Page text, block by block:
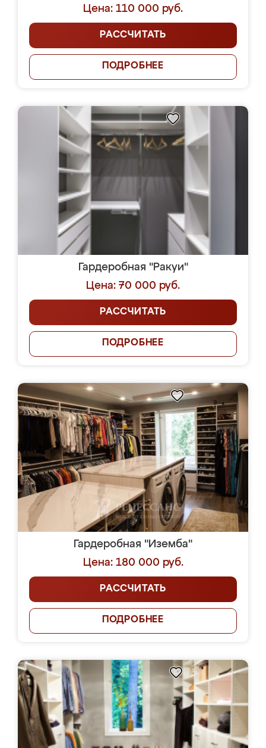
Цена: 110 000 руб.
РАССЧИТАТЬ
ПОДРОБНЕЕ
Гардеробная "Ракуи"
Цена: 70 000 руб.
РАССЧИТАТЬ
ПОДРОБНЕЕ
Гардеробная "Иземба"
Цена: 180 000 руб.
РАССЧИТАТЬ
ПОДРОБНЕЕ